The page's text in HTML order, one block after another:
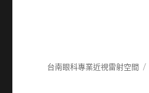
台南眼科專業近視雷射空間